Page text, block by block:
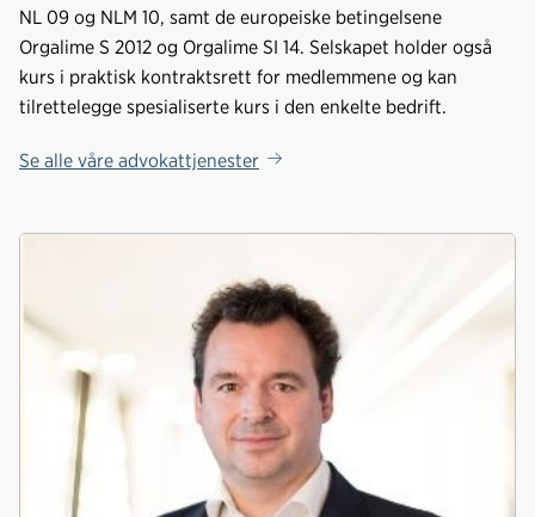
NL 09 og NLM 10, samt de europeiske betingelsene
Orgalime S 2012 og Orgalime SI 14. Selskapet holder også
kurs i praktisk kontraktsrett for medlemmene og kan
tilrettelegge spesialiserte kurs i den enkelte bedrift.
Se alle våre advokattjenester